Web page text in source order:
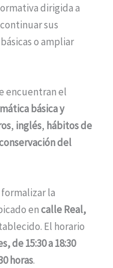
dirigida a
sus
o ampliar
encuentran el
básica y
, inglés, hábitos de
del
la
encalle Real,
El horario
de 15:30 a 18:30
horas.